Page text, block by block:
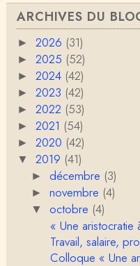
Pierre
Bonjour,En fin
uses de
Christophe
En deux mots :
our la plupart
RV
Le concept de
si l’on met de
c…
Anonymous
Porteuses d'eau.
servir à quelque
Christophe
C'est peut-être là
u'on appelle le
ARCHIVES DU
► 2026 (31)
► 2025 (52)
► 2024 (42)
► 2023 (42)
► 2022 (53)
► 2021 (54)
► 2020 (42)
▼ 2019 (41)
► décembre (3)
►novembre (4)
▼ octobre (4)
« Une
Travail, salaire,
Colloque « Une